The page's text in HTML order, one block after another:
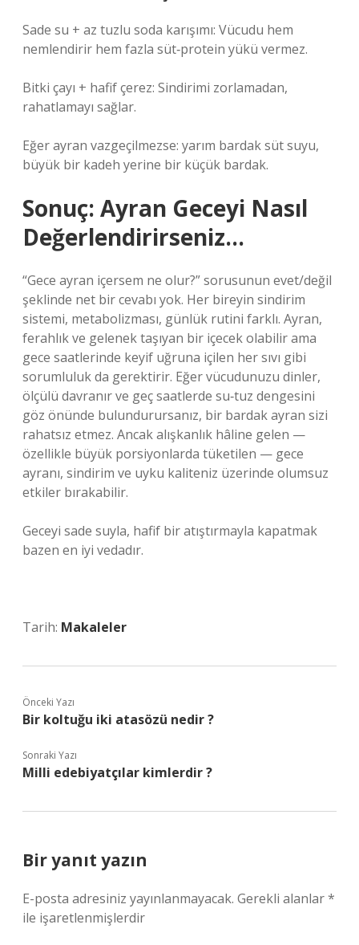
Sade su + az tuzlu soda karışımı: Vücudu hem
nemlendirir hem fazla süt‑protein yükü vermez.
Bitki çayı + hafif çerez: Sindirimi zorlamadan,
rahatlamayı sağlar.
Eğer ayran vazgeçilmezse: yarım bardak süt suyu,
büyük bir kadeh yerine bir küçük bardak.
Sonuç: Ayran Geceyi Nasıl
Değerlendirirseniz…
“Gece ayran içersem ne olur?” sorusunun evet/değil
şeklinde net bir cevabı yok. Her bireyin sindirim
sistemi, metabolizması, günlük rutini farklı. Ayran,
ferahlık ve gelenek taşıyan bir içecek olabilir ama
gece saatlerinde keyif uğruna içilen her sıvı gibi
sorumluluk da gerektirir. Eğer vücudunuzu dinler,
ölçülü davranır ve geç saatlerde su‑tuz dengesini
göz önünde bulundurursanız, bir bardak ayran sizi
rahatsız etmez. Ancak alışkanlık hâline gelen —
özellikle büyük porsiyonlarda tüketilen — gece
ayranı, sindirim ve uyku kaliteniz üzerinde olumsuz
etkiler bırakabilir.
Geceyi sade suyla, hafif bir atıştırmayla kapatmak
bazen en iyi vedadır.
Tarih: Makaleler
Önceki Yazı
Bir koltuğu iki atasözü nedir ?
Sonraki Yazı
Milli edebiyatçılar kimlerdir ?
Bir yanıt yazın
E-posta adresiniz yayınlanmayacak. Gerekli alanlar*
ile işaretlenmişlerdir